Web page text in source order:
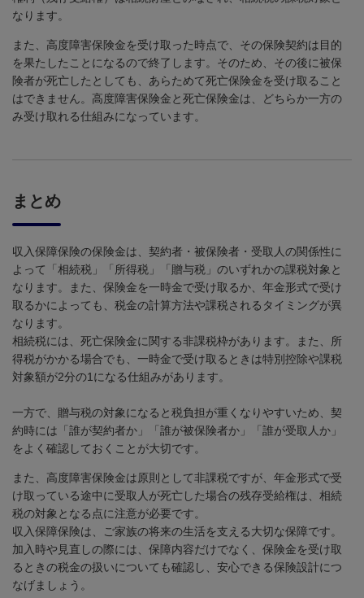
なります。
また、高度障害保険金を受け取った時点で、その保険契約は目的
を果たしたことになるので終了します。そのため、その後に被保
険者が死亡したとしても、あらためて死亡保険金を受け取ること
はできません。高度障害保険金と死亡保険金は、どちらか一方の
み受け取れる仕組みになっています。
まとめ
収入保障保険の保険金は、契約者・被保険者・受取人の関係性に
よって「相続税」「所得税」「贈与税」のいずれかの課税対象と
なります。また、保険金を一時金で受け取るか、年金形式で受け
取るかによっても、税金の計算方法や課税されるタイミングが異
なります。
相続税には、死亡保険金に関する非課税枠があります。また、所
得税がかかる場合でも、一時金で受け取るときは特別控除や課税
対象額が2分の1 になる仕組みがあります。
一方で、贈与税の対象になると税負担が重くなりやすいため、契
約時には「誰が契約者か」「誰が被保険者か」「誰が受取人か」
をよく確認しておくことが大切です。
また、高度障害保険金は原則として非課税ですが、年金形式で受
け取っている途中に受取人が死亡した場合の残存受給権は、相続
税の対象となる点に注意が必要です。
収入保障保険は、ご家族の将来の生活を支える大切な保障です。
加入時や見直しの際には、保障内容だけでなく、保険金を受け取
るときの税金の扱いについても確認し、安心できる保険設計につ
なげましょう。